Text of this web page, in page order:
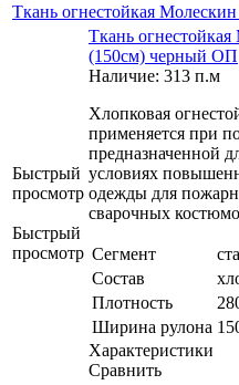
Ткань огнестойкая
Быстрый
просмотр
Быстрый
просмотр
Ткань
(150см) черный ОП
Наличие: 313 п.м
Хлопковая
применяется при
предназначенной
условиях
одежды для
сварочных
Сегмент
Состав
Плотность
Ширина рулона
Характеристики
Сравнить